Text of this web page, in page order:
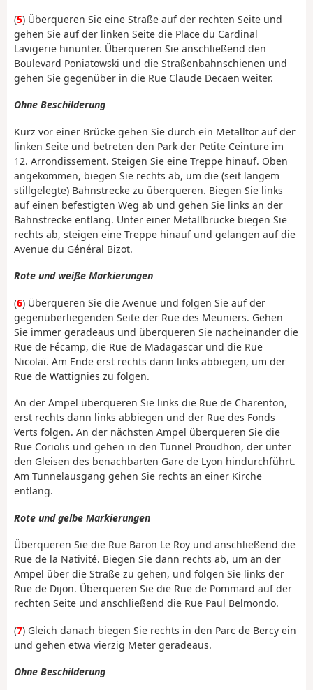
(5) Überqueren Sie eine Straße auf der rechten Seite und
gehen Sie auf der linken Seite die Place du Cardinal
Lavigerie hinunter. Überqueren Sie anschließend den
Boulevard Poniatowski und die Straßenbahnschienen und
gehen Sie gegenüber in die Rue Claude Decaen weiter.
Ohne Beschilderung
Kurz vor einer Brücke gehen Sie durch ein Metalltor auf der
linken Seite und betreten den Park der Petite Ceinture im
12. Arrondissement. Steigen Sie eine Treppe hinauf. Oben
angekommen, biegen Sie rechts ab, um die (seit langem
stillgelegte) Bahnstrecke zu überqueren. Biegen Sie links
auf einen befestigten Weg ab und gehen Sie links an der
Bahnstrecke entlang. Unter einer Metallbrücke biegen Sie
rechts ab, steigen eine Treppe hinauf und gelangen auf die
Avenue du Général Bizot.
Rote und weiße Markierungen
(6) Überqueren Sie die Avenue und folgen Sie auf der
gegenüberliegenden Seite der Rue des Meuniers. Gehen
Sie immer geradeaus und überqueren Sie nacheinander die
Rue de Fécamp, die Rue de Madagascar und die Rue
Nicolaï. Am Ende erst rechts dann links abbiegen, um der
Rue de Wattignies zu folgen.
An der Ampel überqueren Sie links die Rue de Charenton,
erst rechts dann links abbiegen und der Rue des Fonds
Verts folgen. An der nächsten Ampel überqueren Sie die
Rue Coriolis und gehen in den Tunnel Proudhon, der unter
den Gleisen des benachbarten Gare de Lyon hindurchführt.
Am Tunnelausgang gehen Sie rechts an einer Kirche
entlang.
Rote und gelbe Markierungen
Überqueren Sie die Rue Baron Le Roy und anschließend die
Rue de la Nativité. Biegen Sie dann rechts ab, um an der
Ampel über die Straße zu gehen, und folgen Sie links der
Rue de Dijon. Überqueren Sie die Rue de Pommard auf der
rechten Seite und anschließend die Rue Paul Belmondo.
(7) Gleich danach biegen Sie rechts in den Parc de Bercy ein
und gehen etwa vierzig Meter geradeaus.
Ohne Beschilderung